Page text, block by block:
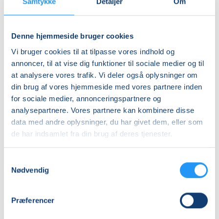
Denne hjemmeside bruger cookies
Vi bruger cookies til at tilpasse vores indhold og
annoncer, til at vise dig funktioner til sociale medier og til
at analysere vores trafik. Vi deler også oplysninger om
din brug af vores hjemmeside med vores partnere inden
for sociale medier, annonceringspartnere og
analysepartnere. Vores partnere kan kombinere disse
data med andre oplysninger, du har givet dem, eller som
de har indsamlet fra din brug af deres tjenester.
Nødvendig
Præferencer
Varmtvandsgymnastik
-
skånsom
træning
for
alle
Ledige pladser
ons. 21.10.2026, 15.30
Viborg
Konny Steffensen
Vandmotion
for
pluspiger
Venteliste
man. 17.08.2026, 18.30
Viborg
Birgit Flensborg J. Ibsen